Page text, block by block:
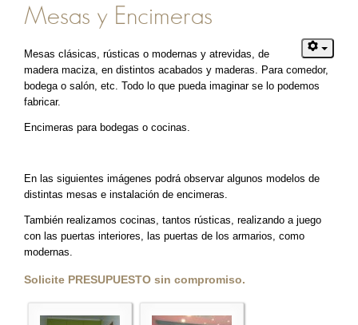
Mesas y Encimeras
Mesas clásicas, rústicas o modernas y atrevidas, de
madera maciza, en distintos acabados y maderas. Para comedor,
bodega o salón, etc. Todo lo que pueda imaginar se lo podemos
fabricar.
Encimeras para bodegas o cocinas.
En las siguientes imágenes podrá observar algunos modelos de
distintas mesas e instalación de encimeras.
También realizamos cocinas, tantos rústicas, realizando a juego
con las puertas interiores, las puertas de los armarios, como
modernas.
Solicite PRESUPUESTO sin compromiso.